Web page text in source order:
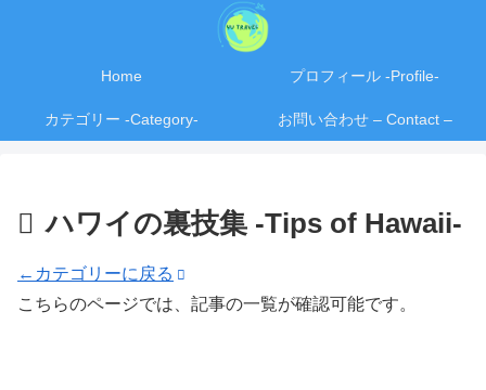
Home プロフィール -Profile-
カテゴリー -Category- お問い合わせ – Contact –
ハワイの裏技集 -Tips of Hawaii-
←カテゴリーに戻る
こちらのページでは、記事の一覧が確認可能です。